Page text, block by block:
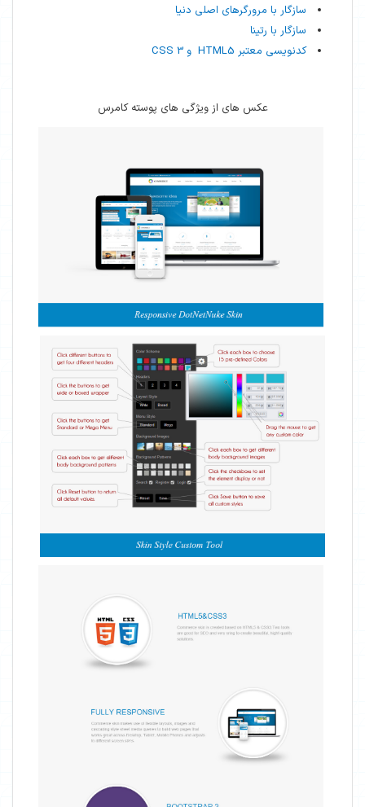
سازگار با مرورگرهای اصلی دنیا
سازگار با رتینا
کدنویسی معتبر HTML5 و CSS 3
عکس های از ویژگی های پوسته کامرس